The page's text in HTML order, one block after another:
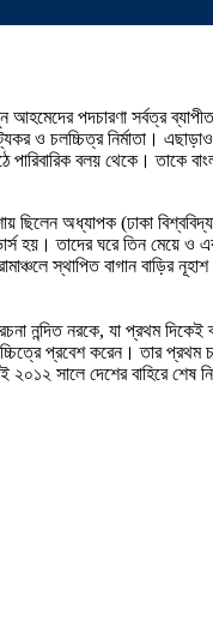
আহমেদের পদচারণা সর্বত্র
ও চলচ্চিত্র নির্মাতা।
বলয় থেকে। তাকে
ছিলেন অধ্যাপক (ঢাকা
হয়। তাদের ঘরে তিন মেয়ে ও
স্থাপিত বাগান বাড়ির নূহাশ
নন্দিত নরকে, যা প্রথম দিকেই
প্রবেশ করেন। তার প্রথম
সালে দেশের বাহিরে শেষ